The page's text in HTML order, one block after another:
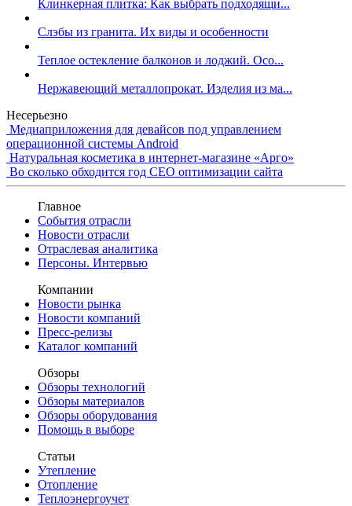
Клинкерная плитка: Как выбрать подходящи...
Слэбы из гранита. Их виды и особенности
Теплое остекление балконов и лоджий. Осо...
Нержавеющий металлопрокат. Изделия из ма...
Несерьезно
Медиаприложения для девайсов под управлением
операционной системы Android
Натуральная косметика в интернет-магазине «Арго»
Во сколько обходится год СЕО оптимизации сайта
Главное
События отрасли
Новости отрасли
Отраслевая аналитика
Персоны. Интервью
Компании
Новости рынка
Новости компаний
Пресс-релизы
Каталог компаний
Обзоры
Обзоры технологий
Обзоры материалов
Обзоры оборудования
Помощь в выборе
Статьи
Утепление
Отопление
Теплоэнергоучет